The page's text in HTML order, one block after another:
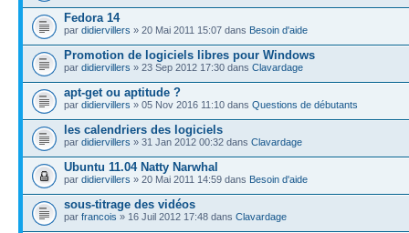
Fedora 14
par didiervillers » 20 Mai 2011 15:07 dans Besoin d'aide
Promotion de logiciels libres pour Windows
par didiervillers » 23 Sep 2012 17:30 dans Clavardage
apt-get ou aptitude ?
par didiervillers » 05 Nov 2016 11:10 dans Questions de débutants
les calendriers des logiciels
par didiervillers » 31 Jan 2012 00:32 dans Clavardage
Ubuntu 11.04 Natty Narwhal
par didiervillers » 20 Mai 2011 14:59 dans Besoin d'aide
sous-titrage des vidéos
par francois » 16 Juil 2012 17:48 dans Clavardage